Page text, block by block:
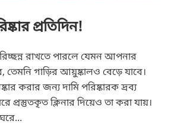
প্রতিদিন!
রাখতে পারলে যেমন আপনার
গাড়ির আয়ুষ্কালও বেড়ে যাবে।
করার জন্য দামি পরিষ্কারক দ্রব্য
প্রস্তুতকৃত ক্লিনার দিয়েও তা করা যায়।